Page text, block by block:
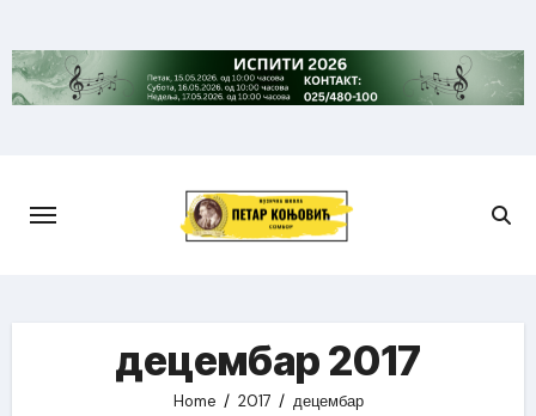
to
content
децембар 2017
Home 2017 децембар